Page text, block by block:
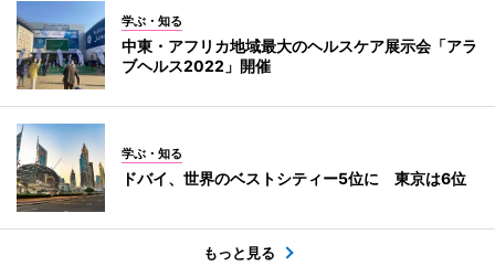
学ぶ・知る
中東・アフリカ地域最大のヘルスケア展示会「アラ
ブヘルス2022」開催
学ぶ・知る
ドバイ、世界のベストシティー5位に 東京は6位
もっと見る